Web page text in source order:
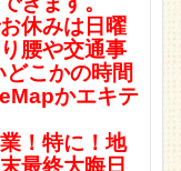
休みは日曜
腰や交通事
どこかの時間
かエキテ
！特に！地
最終大晦日